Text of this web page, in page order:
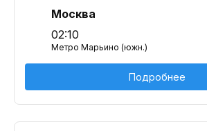
Москва
02:10
Метро Марьино (южн.)
Подробнее